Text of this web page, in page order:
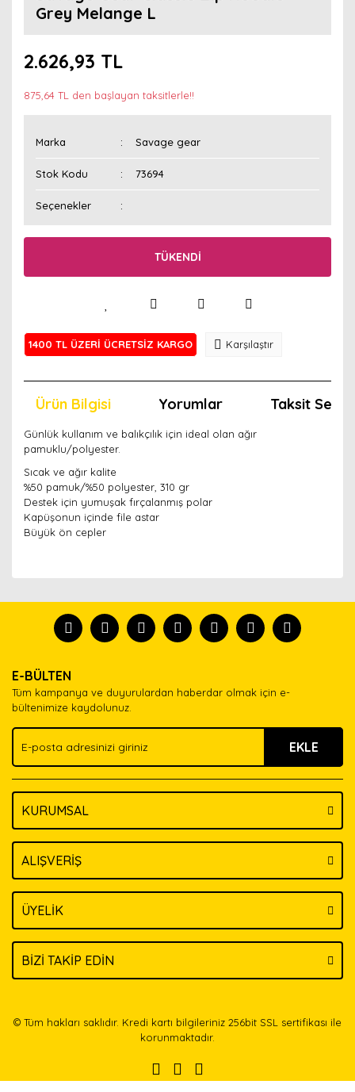
Grey Melange L
2.626,93 TL
875,64 TL den başlayan taksitlerle!!
Marka Savage gear
Stok Kodu 73694
Seçenekler
TÜKENDİ
1400 TL ÜZERİ ÜCRETSİZ KARGO Karşılaştır
Ürün Bilgisi Yorumlar Taksit
Günlük kullanım ve balıkçılık için ideal olan ağır
pamuklu/polyester.
Sıcak ve ağır kalite
%50 pamuk/%50 polyester, 310 gr
Destek için yumuşak fırçalanmış polar
Kapüşonun içinde file astar
Büyük ön cepler
tanısın.
formunu kullanarak tarafımıza iletebilirsiniz.
Görüş ve önerileriniz için teşekkür ederiz.
Ürün açıklamasında eksik bilgiler bulunuyor.
Ürün bilgilerinde hatalar bulunuyor.
Ürün fiyatı diğer sitelerden daha pahalı.
Bu ürüne benzer farklı alternatifler olmalı.
E-BÜLTEN
Tüm kampanya ve duyurulardan haberdar olmak için e-
bültenimize kaydolunuz.
EKLE
KURUMSAL
ALIŞVERİŞ
ÜYELİK
BİZİ TAKİP EDİN
© Tüm hakları saklıdır. Kredi kartı bilgileriniz 256bit SSL sertifikası ile
korunmaktadır.